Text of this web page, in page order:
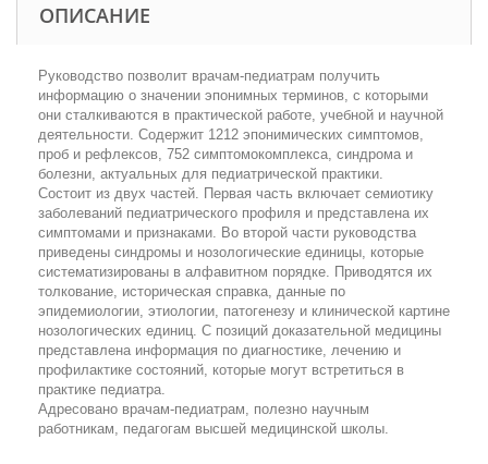
ОПИСАНИЕ
Руководство позволит врачам-педиатрам получить
информацию о значении эпонимных терминов, с которыми
они сталкиваются в практической работе, учебной и научной
деятельности. Содержит 1212 эпонимических симптомов,
проб и рефлексов, 752 симптомокомплекса, синдрома и
болезни, актуальных для педиатрической практики.
Состоит из двух частей. Первая часть включает семиотику
заболеваний педиатрического профиля и представлена их
симптомами и признаками. Во второй части руководства
приведены синдромы и нозологические единицы, которые
систематизированы в алфавитном порядке. Приводятся их
толкование, историческая справка, данные по
эпидемиологии, этиологии, патогенезу и клинической картине
нозологических единиц. С позиций доказательной медицины
представлена информация по диагностике, лечению и
профилактике состояний, которые могут встретиться в
практике педиатра.
Адресовано врачам-педиатрам, полезно научным
работникам, педагогам высшей медицинской школы.